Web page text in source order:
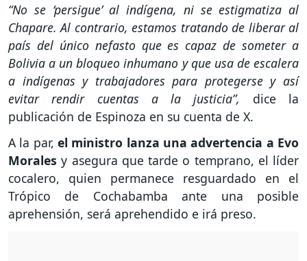
“No se ‘persigue’ al indígena, ni se estigmatiza al
Chapare. Al contrario, estamos tratando de liberar al
país del único nefasto que es capaz de someter a
Bolivia a un bloqueo inhumano y que usa de escalera
a indígenas y trabajadores para protegerse y así
evitar rendir cuentas a la justicia”,
dice la
publicación de Espinoza en su cuenta de X.
A la par, el ministro lanza una advertencia a Evo
Morales y asegura que tarde o temprano, el líder
cocalero, quien permanece resguardado en el
Trópico de Cochabamba ante una posible
aprehensión, será aprehendido e irá preso.